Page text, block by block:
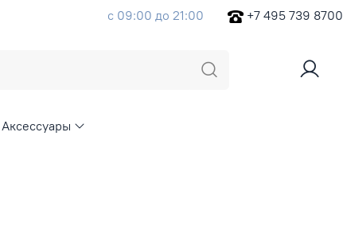
с 09:00 до 21:00 +7 495 739 8700
Аксессуары